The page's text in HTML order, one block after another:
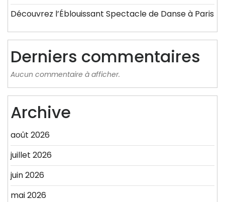
Découvrez l’Éblouissant Spectacle de Danse à Paris
Derniers commentaires
Aucun commentaire à afficher.
Archive
août 2026
juillet 2026
juin 2026
mai 2026